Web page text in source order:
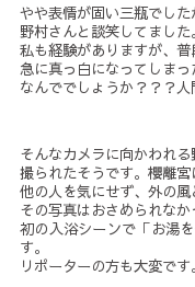
やや表情が固い三瓶でし
野村さんと談笑してました
私も経験がありますが、
急に真っ白になってしまっ
なんででしょうか？？？人
そんなカメラに向かわれ
撮られたそうです。櫻離宮
他の人を気にせず、外の風
その写真はおさめられな
初の入浴シーンで「お湯
す。
リポーターの方も大変で